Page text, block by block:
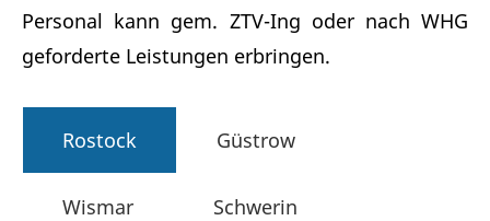
Personal kann gem. ZTV-Ing oder nach WHG
geforderte Leistungen erbringen.
Rostock Güstrow
Wismar Schwerin